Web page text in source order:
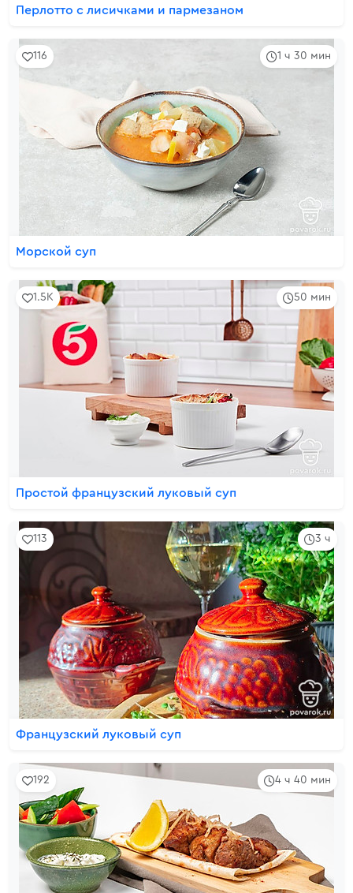
Перлотто с лисичками и пармезаном
1 ч 30 мин
116
Морской суп
50 мин
1.5K
Простой французский луковый суп
3 ч
113
Французский луковый суп
4 ч 40 мин
192